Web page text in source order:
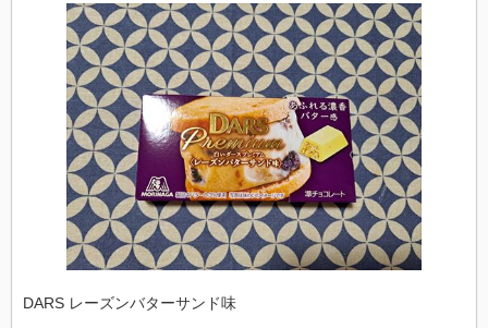
DARS レーズンバターサンド味